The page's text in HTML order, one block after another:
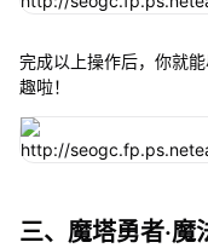
完成以上操作后，你就
趣啦！
三、魔塔勇者·